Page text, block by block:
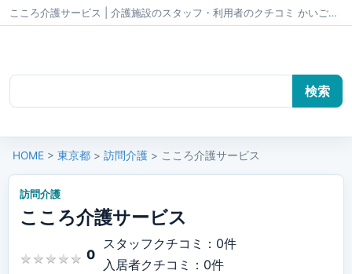
こころ介護サービス | 介護施設のスタッフ・利用者のクチコミ かいごちゃんねる
HOME > 東京都 > 訪問介護 > こころ介護サービス
訪問介護
こころ介護サービス
★ ★ ★ ★ ★
★ ★ ★ ★ ★ 0
スタッフクチコミ：0件
入居者クチコミ：0件